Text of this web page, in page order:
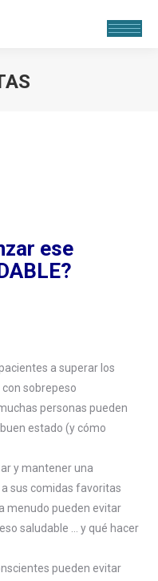
ese
a superar los
sobrepeso
personas pueden
estado (y cómo
y mantener una
sus comidas favoritas
menudo pueden evitar
saludable … y qué hacer
pueden evitar